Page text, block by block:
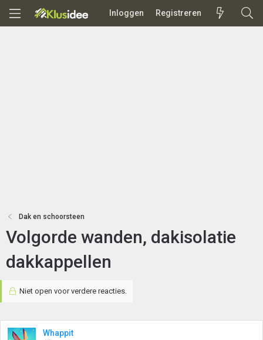
Inloggen Registreren
Dak en schoorsteen
Volgorde wanden, dakisolatie
dakkappellen
Niet open voor verdere reacties.
Whappit